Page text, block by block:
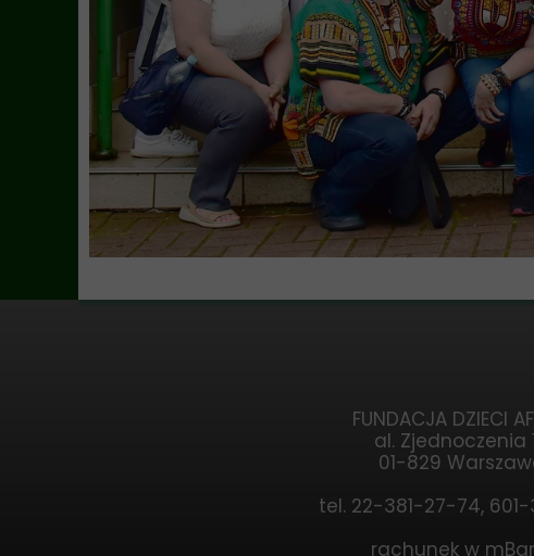
FUNDACJA DZIECI
al. Zjednoczenia
01-829
tel. 22-381-27-74,
rachunek w